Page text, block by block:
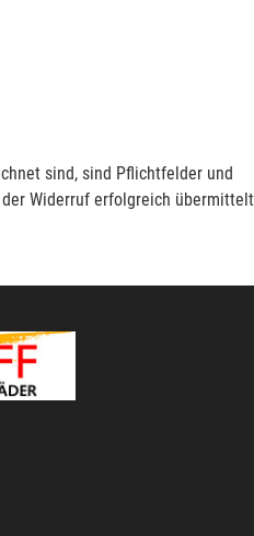
sind, sind Pflichtfelder und
Widerruf erfolgreich übermittelt